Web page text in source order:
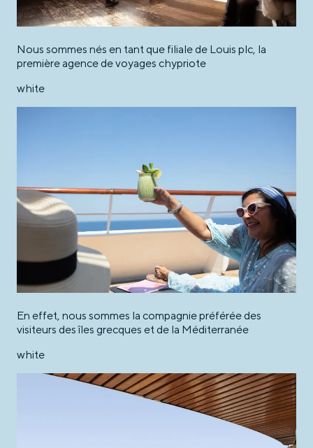
Nous sommes nés en tant que filiale de Louis plc, la
première agence de voyages chypriote
white
En effet, nous sommes la compagnie préférée des
visiteurs des îles grecques et de la Méditerranée
white